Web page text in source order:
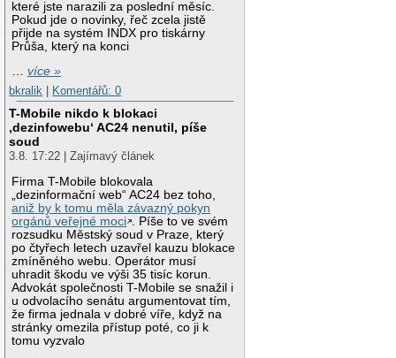
které jste narazili za poslední měsíc.
Pokud jde o novinky, řeč zcela jistě
přijde na systém INDX pro tiskárny
Průša, který na konci
…více »
bkralik | Komentářů: 0
T-Mobile nikdo k blokaci
‚dezinfowebu‘ AC24 nenutil, píše
soud
3.8. 17:22 | Zajímavý článek
Firma T-Mobile blokovala
„dezinformační web“ AC24 bez toho,
aniž by k tomu měla závazný pokyn
orgánů veřejné moci
. Píše to ve svém
rozsudku Městský soud v Praze, který
po čtyřech letech uzavřel kauzu blokace
zmíněného webu. Operátor musí
uhradit škodu ve výši 35 tisíc korun.
Advokát společnosti T-Mobile se snažil i
u odvolacího senátu argumentovat tím,
že firma jednala v dobré víře, když na
stránky omezila přístup poté, co ji k
tomu vyzvalo